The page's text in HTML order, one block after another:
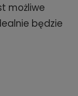
możliwe
będzie